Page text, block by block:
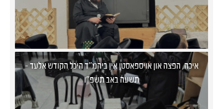
איכה, הפצה און אויספאסטן אין ביהמ"ד היכל הקודש אלעד -
תשעה באב תשפ"ו